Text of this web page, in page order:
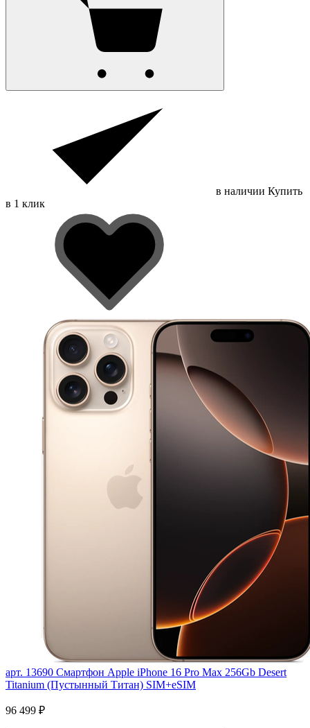
в наличии Купить
в 1 клик
арт. 13690 Смартфон Apple iPhone 16 Pro Max 256Gb Desert
Titanium (Пустынный Титан) SIM+eSIM
96 499 ₽